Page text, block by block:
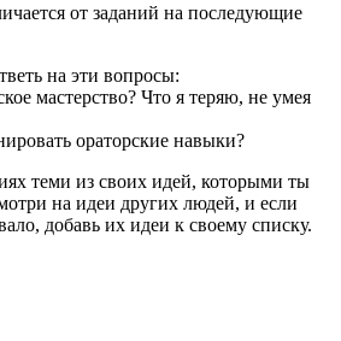
от заданий на последующие
на эти вопросы:
мастерство? Что я теряю, не умея
ораторские навыки?
теми из своих идей, которыми ты
на идеи других людей, и если
добавь их идеи к своему списку.